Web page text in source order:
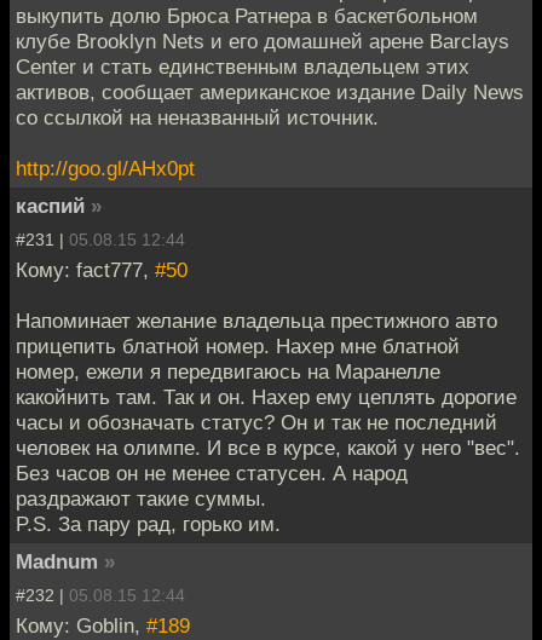
выкупить долю Брюса Ратнера в баскетбольном
клубе Brooklyn Nets и его домашней арене Barclays
Center и стать единственным владельцем этих
активов, сообщает американское издание Daily News
со ссылкой на неназванный источник.
http://goo.gl/AHx0pt
каспий »
#231 | 05.08.15 12:44
Кому: fact777, #50
Напоминает желание владельца престижного авто
прицепить блатной номер. Нахер мне блатной
номер, ежели я передвигаюсь на Маранелле
какойнить там. Так и он. Нахер ему цеплять дорогие
часы и обозначать статус? Он и так не последний
человек на олимпе. И все в курсе, какой у него "вес".
Без часов он не менее статусен. А народ
раздражают такие суммы.
P.S. За пару рад, горько им.
Madnum »
#232 | 05.08.15 12:44
Кому: Goblin, #189